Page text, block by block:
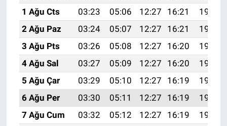
1 Ağu Cts
03:23 05:06 12:27 16:21
19:39
2 Ağu Paz
03:24 05:07 12:27 16:21
19:38
3 Ağu Pts
03:26 05:08 12:27 16:20
19:37
4 Ağu Sal
03:27 05:09 12:27 16:20
19:36
5 Ağu Çar
03:29 05:10 12:27 16:19
19:34
6 Ağu Per
03:30 05:11 12:27 16:19
19:33
7 Ağu Cum
03:32 05:12 12:27 16:19
19:32